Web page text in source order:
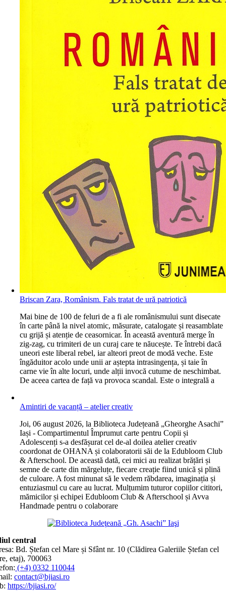
Briscan Zara, Românism. Fals tratat de ură patriotică
Mai bine de 100 de feluri de a fi ale românismului sunt disecate
în carte până la nivel atomic, măsurate, catalogate și reasamblate
cu grijă și atenție de ceasornicar. În această aventură merge în
zig-zag, cu trimiteri de un curaj care te năucește. Te întrebi dacă
uneori este liberal rebel, iar alteori preot de modă veche. Este
îngăduitor acolo unde unii ar aștepta intrasingența, și taie în
carne vie în alte locuri, unde alții invocă cutume de neschimbat.
De aceea cartea de față va provoca scandal. Este o integrală a
Amintiri de vacanță – atelier creativ
Joi, 06 august 2026, la Biblioteca Județeană „Gheorghe Asachi”
Iași - Compartimentul Împrumut carte pentru Copii și
Adolescenți s-a desfășurat cel de-al doilea atelier creativ
coordonat de OHANA și colaboratorii săi de la Edubloom Club
& Afterschool. De această dată, cei mici au realizat brățări și
semne de carte din mărgeluțe, fiecare creație fiind unică și plină
de culoare. A fost minunat să le vedem răbdarea, imaginația și
entuziasmul cu care au lucrat. Mulțumim tuturor copiilor cititori,
mămicilor și echipei Edubloom Club & Afterschool și Avva
Handmade pentru o colaborare
central
Bd. Ștefan cel Mare și Sfânt nr. 10 (Clădirea Galeriile Ștefan cel
etaj), 700063
(+4) 0332 110044
contact@bjiasi.ro
https://bjiasi.ro/